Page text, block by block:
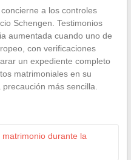
a los controles
Schengen. Testimonios
aumentada cuando uno de
con verificaciones
un expediente completo
matrimoniales en su
más sencilla.
durante la